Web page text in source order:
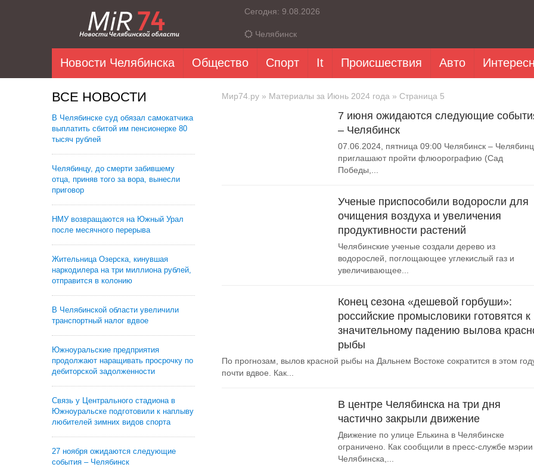
Сегодня: 9.08.2026
Челябинск
Новости Челябинска Общество Спорт It Происшествия Авто
ВСЕ НОВОСТИ
В Челябинске суд обязал самокатчика
выплатить сбитой им пенсионерке 80
тысяч рублей
Челябинцу, до смерти забившему
отца, приняв того за вора, вынесли
приговор
НМУ возвращаются на Южный Урал
после месячного перерыва
Жительница Озерска, кинувшая
наркодилера на три миллиона рублей,
отправится в колонию
В Челябинской области увеличили
транспортный налог вдвое
Южноуральские предприятия
продолжают наращивать просрочку по
дебиторской задолженности
Связь у Центрального стадиона в
Южноуральске подготовили к наплыву
любителей зимних видов спорта
27 ноября ожидаются следующие
события – Челябинск
Мир74.ру » Материалы за Июнь 2024 года » Страница 5
7 июня ожидаются следующие
– Челябинск
07.06.2024, пятница 09:00 Челябинск –
приглашают пройти флюорографию (Сад
Победы,...
Ученые приспособили водоросли для
очищения воздуха и увеличения
продуктивности растений
Челябинские ученые создали дерево из
водорослей, поглощающее углекислый газ и
увеличивающее...
Конец сезона «дешевой горбуши»:
российские промысловики готовятся к
значительному падению вылова
рыбы
По прогнозам, вылов красной рыбы на Дальнем Востоке сократится в этом
почти вдвое. Как...
В центре Челябинска на три дня
частично закрыли движение
Движение по улице Елькина в Челябинске
ограничено. Как сообщили в пресс-службе мэрии
Челябинска,...